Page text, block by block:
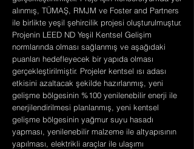
alınmış, TÜMAŞ, RMJM ve Foster and Partners
ile birlikte yeşil şehircilik projesi oluşturulmuştur.
Projenin LEED ND Yeşil Kentsel Gelişim
normlarında olması sağlanmış ve aşağıdaki
puanları hedefleyecek bir yapıda olması
gerçekleştirilmiştir. Projeler kentsel ısı adası
etkisini azaltacak şekilde hazırlanmış, yeni
gelişme bölgesinin %100 yenilenebilir enerji ile
enerjilendirilmesi planlanmış, yeni kentsel
gelişme bölgesinin yağmur suyu hasadı
yapması, yenilenebilir malzeme ile altyapısının
yapılması, elektrikli araçlar ile ulaşımı